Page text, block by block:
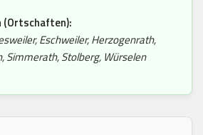
Eschweiler, Herzogenrath,
Simmerath, Stolberg, Würselen